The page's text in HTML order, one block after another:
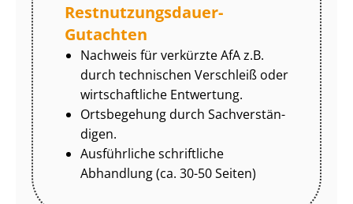
Rest­nut­zungs­dau­er-
Gutachten
Nachweis für verkürzte AfA z.B.
durch technischen Verschleiß oder
wirtschaftliche Entwertung.
Ortsbegehung durch Sach­ver­stän­
di­gen.
Ausführliche schriftliche
Abhandlung (ca. 30-50 Seiten)